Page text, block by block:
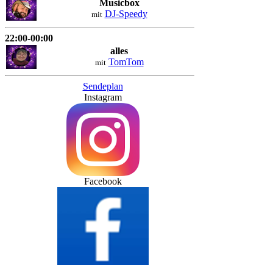
Musicbox
mit DJ-Speedy
22:00-00:00
alles
mit TomTom
Sendeplan
Instagram
Facebook